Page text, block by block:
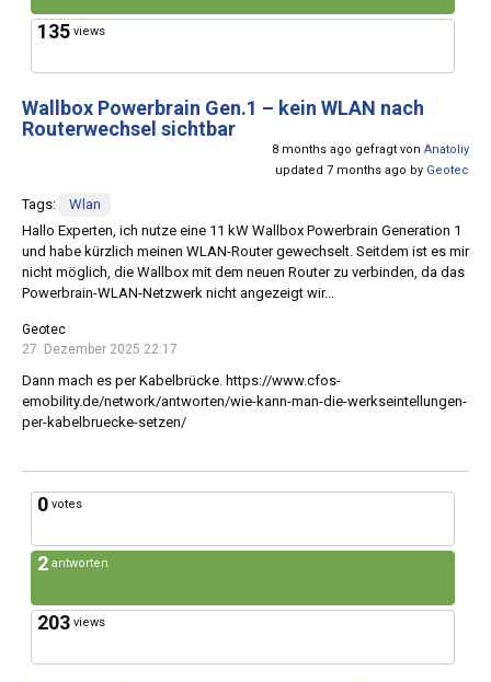
135 views
Wallbox Powerbrain Gen.1 – kein WLAN nach
Routerwechsel sichtbar
8 months ago gefragt von Anatoliy
updated 7 months ago by Geotec
Tags:
Wlan
Hallo Experten, ich nutze eine 11 kW Wallbox Powerbrain Generation 1
und habe kürzlich meinen WLAN-Router gewechselt. Seitdem ist es mir
nicht möglich, die Wallbox mit dem neuen Router zu verbinden, da das
Powerbrain-WLAN-Netzwerk nicht angezeigt wir...
Geotec
27. Dezember 2025 22:17
Dann mach es per Kabelbrücke. https://www.cfos-
emobility.de/network/antworten/wie-kann-man-die-werkseintellungen-
per-kabelbruecke-setzen/
0 votes
2 antworten
203 views